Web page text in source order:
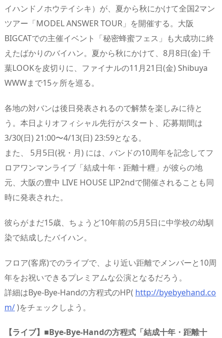
イハンドノホウテイシキ）が、夏から秋にかけて全国2マン
ツアー「MODEL ANSWER TOUR」を開催する。大阪
BIGCATでの主催イベント「秘密蜂蜜フェス」も大成功に終
えたばかりのバイハン。夏から秋にかけて、8月8日(金) 千
葉LOOKを皮切りに、ファイナルの11月21日(金) Shibuya
WWWまで15ヶ所を巡る。
各地の対バンは後日発表されるので解禁を楽しみに待と
う。本日よりオフィシャル先行がスタート、応募期間は
3/30(日) 21:00〜4/13(日) 23:59となる。
また、 5月5日(祝・月) には、バンドの10周年を記念してフ
ロアワンマンライブ「結成十年・距離十糎」が彼らの地
元、大阪の豊中 LIVE HOUSE LIP2ndで開催されることも同
時に発表された。
彼らがまだ15歳、ちょうど10年前の5月5日に中学校の幼馴
染で結成したバイハン。
フロア(客席)でのライブで、より近い距離でメンバーと10周
年をお祝いできるプレミアムな公演となるだろう。
詳細はBye-Bye-Handの方程式のHP( http://byebyehand.co
m/)をチェックしよう。
【ライブ】■Bye-Bye-Handの方程式「結成十年・距離十